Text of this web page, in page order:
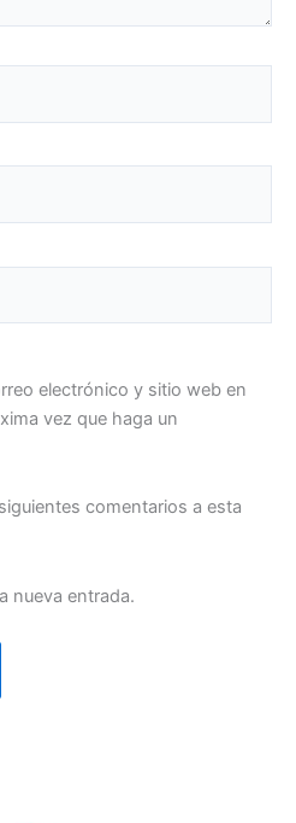
electrónico y sitio web en
vez que haga un
comentarios a esta
nueva entrada.